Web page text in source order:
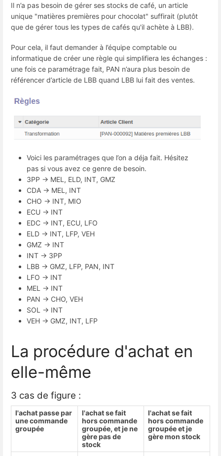
Il n’a pas besoin de gérer ses stocks de café, un article
unique "matières premières pour chocolat" suffirait (plutôt
que de gérer tous les types de cafés qu'il achète à LBB).
Pour cela, il faut demander à l’équipe comptable ou
informatique de créer une règle qui simplifiera les échanges :
une fois ce paramétrage fait, PAN n’aura plus besoin de
référencer d’article de LBB quand LBB lui fait des ventes.
Voici les paramétrages que l’on a déja fait. Hésitez
pas si vous avez ce genre de besoin.
3PP → MEL, ELD, INT, GMZ
CDA → MEL, INT
CHO → INT, MIO
ECU → INT
EDC → INT, ECU, LFO
ELD → INT, LFP, VEH
GMZ → INT
INT → 3PP
LBB → GMZ, LFP, PAN, INT
LFO → INT
MEL → INT
PAN → CHO, VEH
SOL → INT
VEH → GMZ, INT, LFP
La procédure d'achat en
elle-même
3 cas de figure :
l'achat passe par
une commande
groupée
l'achat se fait
hors commande
groupée, et je ne
gère pas de
stock
l'achat se fait
hors commande
groupée et je
gère mon stock